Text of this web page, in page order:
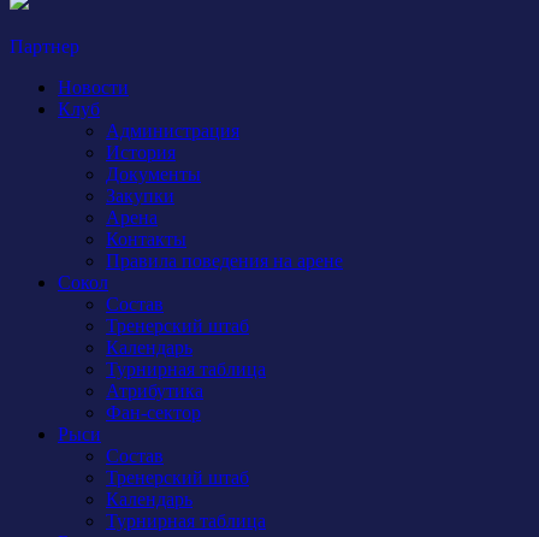
Партнер
Новости
Клуб
Администрация
История
Документы
Закупки
Арена
Контакты
Правила поведения на арене
Сокол
Состав
Тренерский штаб
Календарь
Турнирная таблица
Атрибутика
Фан-сектор
Рыси
Состав
Тренерский штаб
Календарь
Турнирная таблица